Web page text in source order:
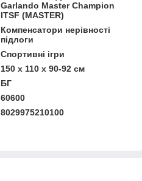
Garlando Master Champion
ITSF (MASTER)
Компенсатори нерівності
підлоги
Спортивні ігри
150 х 110 х 90-92 см
БГ
60600
8029975210100